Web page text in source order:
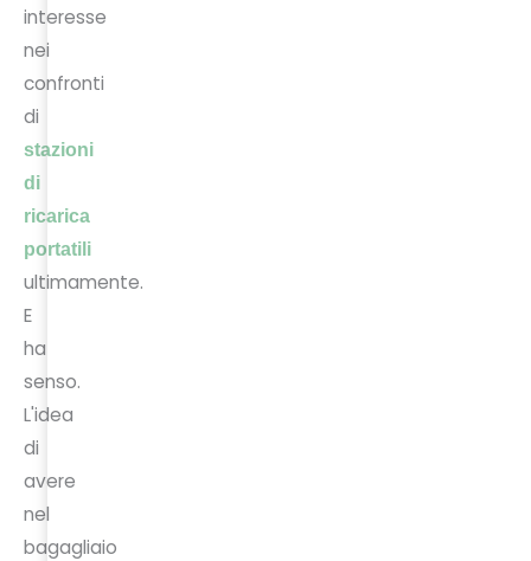
interesse
nei
confronti
di
stazioni
di
ricarica
portatili
ultimamente.
E
ha
senso.
L'idea
di
avere
nel
bagagliaio